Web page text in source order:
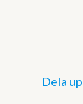
Dela